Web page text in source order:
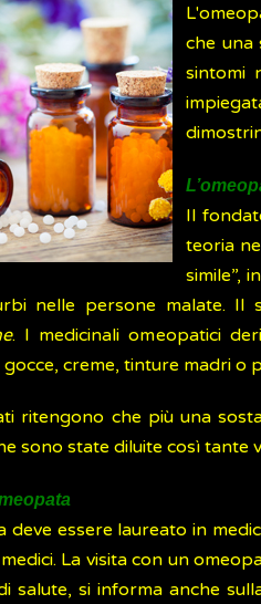
che una
sintomi
Il
teoria
simile”,
nelle persone malate. Il
. I medicinali omeopatici
creme, tinture madri o
ritengono che più una
sono state diluite così tante
deve essere laureato in
La visita con un
salute, si informa anche